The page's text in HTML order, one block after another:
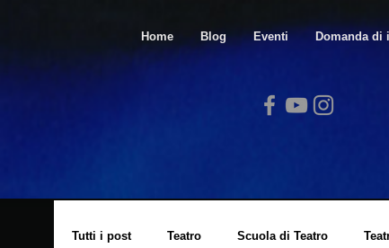
Home Blog Eventi Domanda di
Tutti i post Teatro Scuola di Teatro